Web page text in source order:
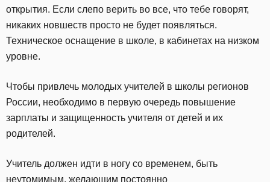
открытия. Если слепо верить во все, что тебе говорят,
никаких новшеств просто не будет появляться.
Техническое оснащение в школе, в кабинетах на низком
уровне.
Чтобы привлечь молодых учителей в школы регионов
России, необходимо в первую очередь повышение
зарплаты и защищенность учителя от детей и их
родителей.
Учитель должен идти в ногу со временем, быть
неутомимым, желающим постоянно